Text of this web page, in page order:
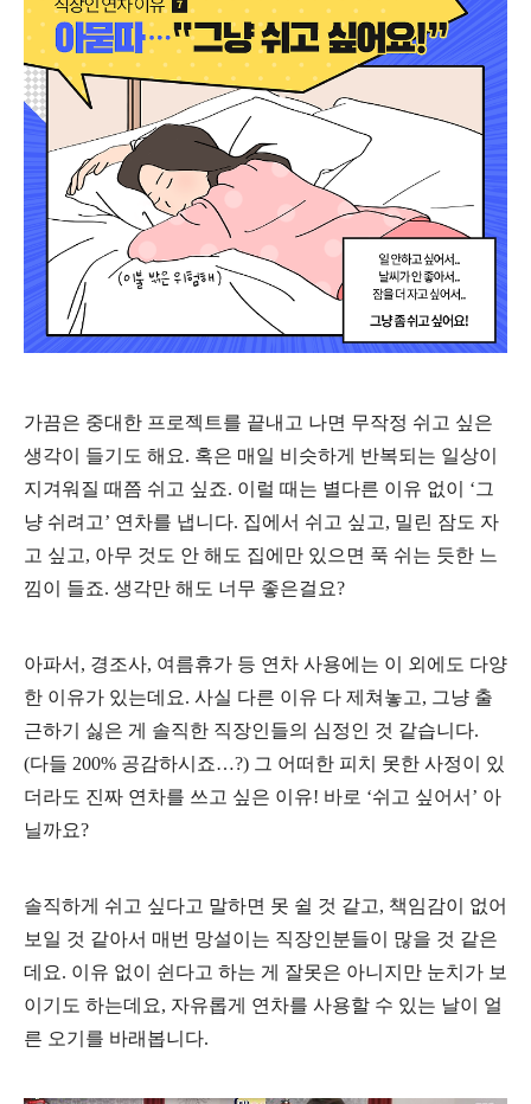
가끔은 중대한 프로젝트를 끝내고 나면 무작정 쉬고 싶은
생각이 들기도 해요. 혹은 매일 비슷하게 반복되는 일상이
지겨워질 때쯤 쉬고 싶죠. 이럴 때는 별다른 이유 없이 ‘그
냥 쉬려고’ 연차를 냅니다. 집에서 쉬고 싶고, 밀린 잠도 자
고 싶고, 아무 것도 안 해도 집에만 있으면 푹 쉬는 듯한 느
낌이 들죠. 생각만 해도 너무 좋은걸요?
아파서 , 경조사, 여름휴가 등 연차 사용에는 이 외에도 다양
한 이유가 있는데요. 사실 다른 이유 다 제쳐놓고, 그냥 출
근하기 싫은 게 솔직한 직장인들의 심정인 것 같습니다.
(다들 200% 공감하시죠…?) 그 어떠한 피치 못한 사정이 있
더라도 진짜 연차를 쓰고 싶은 이유! 바로 ‘쉬고 싶어서 ’ 아
닐까요?
솔직하게 쉬고 싶다고 말하면 못 쉴 것 같고, 책임감이 없어
보일 것 같아서 매번 망설이는 직장인분들이 많을 것 같은
데요. 이유 없이 쉰다고 하는 게 잘못은 아니지만 눈치가 보
이기도 하는데요, 자유롭게 연차를 사용할 수 있는 날이 얼
른 오기를 바래봅니다.